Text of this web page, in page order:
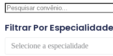
Filtrar Por
Selecione a especialidade